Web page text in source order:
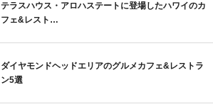
テラスハウス・アロハステートに登場したハワイのカ
フェ&レスト…
ダイヤモンドヘッドエリアのグルメカフェ&レストラ
ン5選